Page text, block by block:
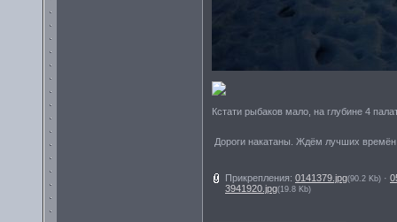
Кстати рыбаков мало, на глубине 4
Дороги накатаны. Ждём лучших
Прикрепления: 0141379.jpg(90.2 Kb) ·
3941920.jpg(19.8 Kb)